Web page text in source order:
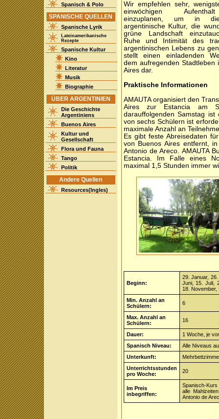
Spanisch & Polo
SPANISCHE QUELLEN
Spanische Lyrik
Lateinamerikanische
Rezepte
Spanische Kultur
Kino
Literatur
Musik
Biographie
ÜBER ARGENTINIEN
Die Geschichte
Argentiniens
Buenos Aires
Kultur und
Gesellschaft
Flora und Fauna
Tango
Politik
Andere Quellen
Resources(Ingles)
Wir empfehlen sehr,
einwöchigen
einzuplanen, um in
argentinische Kultur, die
grüne Landschaft
Ruhe und Intimität des
argentinischen Lebens zu
stellt einen einladenden
dem aufregenden Stadtleben
Aires dar.
Praktische Informationen
AMAUTA organisiert den
Aires zur Estancia am
darauffolgenden Samstag
von sechs Schülern ist
maximale Anzahl an
Es gibt feste Abreisedaten
von Buenos Aires entfernt,
Antonio de Areco. AMAUTA
Estancia. Im Falle eines
maximal 1,5 Stunden immer
Beginn:
29. Januar,
Juni, 15. Juli,
18.
Min. Anzahl an
Schülern:
6
Max. Anzahl an
Schülern:
16
Dauer:
1 Woche, je
Spanisch Niveau:
Alle Niveaus
Unterkunft:
Unterrichtsstunden
pro Woche:
20
Im Preis
inbegriffen:
Spanisch-
alle
Antonio de